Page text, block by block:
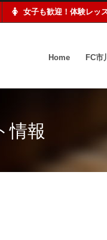
女子も歓迎！体験レッ
Home FC市
情報